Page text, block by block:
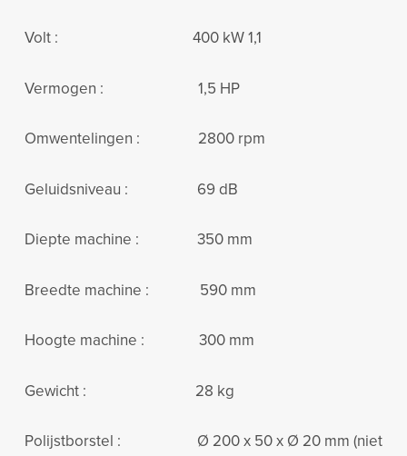
Volt : 400 kW 1,1
Vermogen : 1,5 HP
Omwentelingen : 2800 rpm
Geluidsniveau : 69 dB
Diepte machine : 350 mm
Breedte machine : 590 mm
Hoogte machine : 300 mm
Gewicht : 28 kg
Polijstborstel : Ø 200 x 50 x Ø 20 mm (niet